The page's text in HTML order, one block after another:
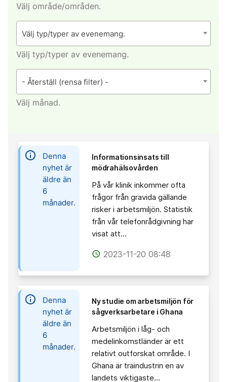
Välj område/områden.
Välj typ/typer av evenemang.
Välj typ/typer av evenemang.
- Återställ (rensa filter) -
Välj månad.
information
Denna
nyhet är
äldre än
6
månader.
Informationsinsats till
mödrahälsovården
På vår klinik inkommer ofta
frågor från gravida gällande
risker i arbetsmiljön. Statistik
från vår telefonrådgivning har
visat att…
access_time 2023-11-20 08:48
information
Denna
nyhet är
äldre än
6
månader.
Ny studie om arbetsmiljön för
sågverksarbetare i Ghana
Arbetsmiljön i låg- och
medelinkomstländer är ett
relativt outforskat område. I
Ghana är träindustrin en av
landets viktigaste…